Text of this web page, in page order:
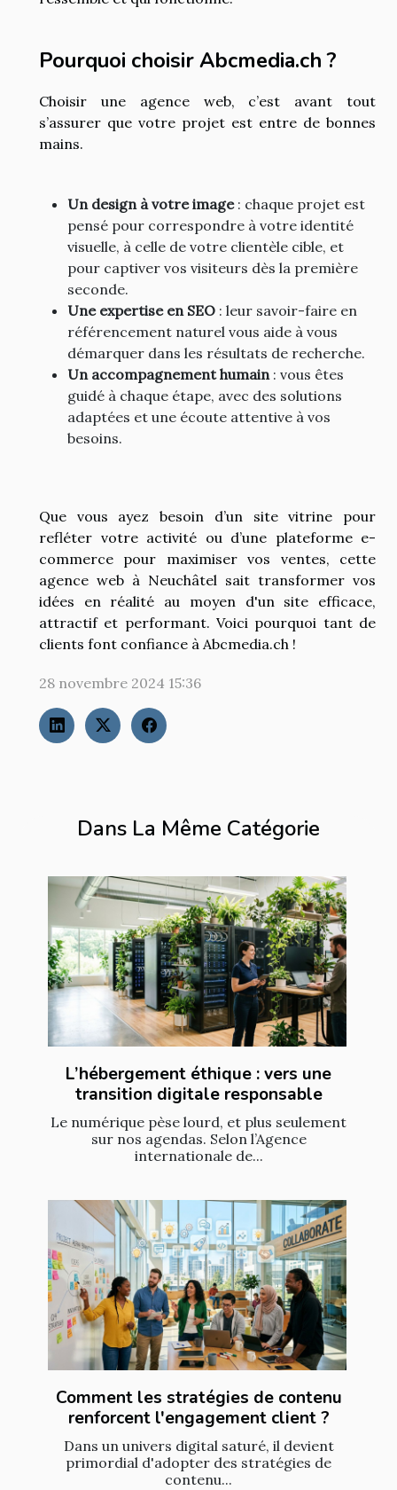
Dans La Même Catégorie
L’hébergement éthique : vers une
transition digitale responsable
Le numérique pèse lourd, et plus seulement
sur nos agendas. Selon l’Agence
internationale de...
Comment les stratégies de contenu
renforcent l'engagement client ?
Dans un univers digital saturé, il devient
primordial d'adopter des stratégies de
contenu...
Pourquoi choisir Abcmedia.ch ?
Choisir une agence web, c’est avant tout
s’assurer que votre projet est entre de bonnes
mains.
Un design à votre image: chaque projet est
pensé pour correspondre à votre identité
visuelle, à celle de votre clientèle cible, et
pour captiver vos visiteurs dès la première
seconde.
Une expertise en SEO : leur savoir-faire en
référencement naturel vous aide à vous
démarquer dans les résultats de recherche.
Un accompagnement humain : vous êtes
guidé à chaque étape, avec des solutions
adaptées et une écoute attentive à vos
besoins.
Que vous ayez besoin d’un site vitrine pour
refléter votre activité ou d’une plateforme e-
commerce pour maximiser vos ventes, cette
agence web à Neuchâtel sait transformer vos
idées en réalité au moyen d'un site efficace,
attractif et performant. Voici pourquoi tant de
clients font confiance à Abcmedia.ch !
28 novembre 2024 15:36